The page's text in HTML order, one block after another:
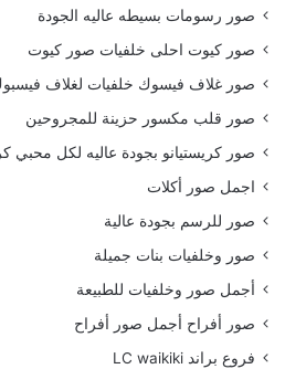
صور رسومات بسيطه عاليه الجودة
صور كيوت احلى خلفيات صور كيوت
صور غلاف فيسوك خلفيات لغلاف
صور قلب مكسور حزينة للمجروحين
صور كريستيانو بجودة عاليه لكل محبي
اجمل صور أكلات
صور للرسم بجودة عالية
صور وخلفيات بنات جميلة
أجمل صور وخلفيات للطبيعة
صور أفراح أجمل صور أفراح
فروع براند LC waikiki